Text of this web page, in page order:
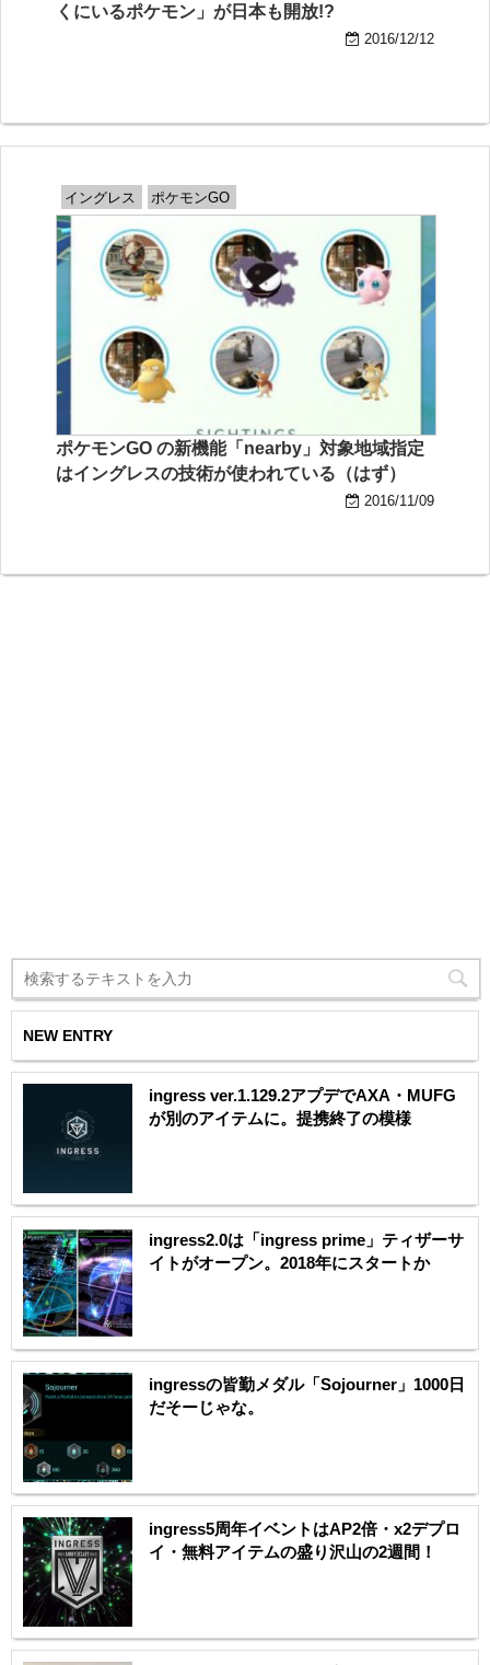
くにいるポケモン」が日本も開放!?
2016/12/12
イングレス ポケモンGO
ポケモンGO の新機能「nearby」対象地域指定
はイングレスの技術が使われている（はず）
2016/11/09
NEW ENTRY
ingress ver.1.129.2アプデでAXA・MUFG
が別のアイテムに。提携終了の模様
ingress2.0は「ingress prime」ティザーサ
イトがオープン。2018年にスタートか
ingressの皆勤メダル「Sojourner」1000日
だそーじゃな。
ingress5周年イベントはAP2倍・x2デプロ
イ・無料アイテムの盛り沢山の2週間！